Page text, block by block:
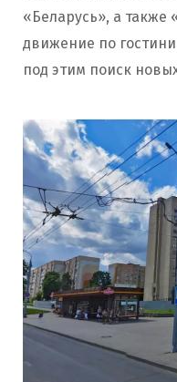
«Беларусь», а также
движение по
под этим поиск